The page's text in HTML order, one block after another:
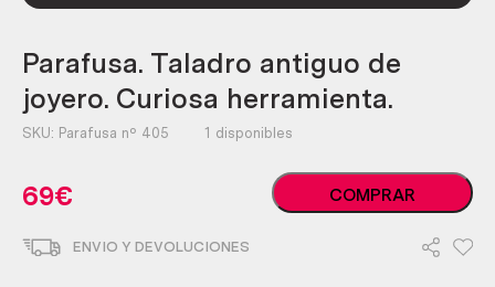
Parafusa. Taladro antiguo de
joyero. Curiosa herramienta.
SKU: Parafusa nº 405 1 disponibles
69€
Parafusa.
Taladro
COMPRAR
ENVIO Y DEVOLUCIONES